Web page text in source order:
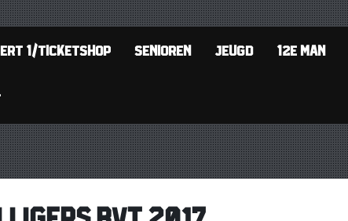
1/TICKETSHOP SENIOREN JEUGD 12E MAN